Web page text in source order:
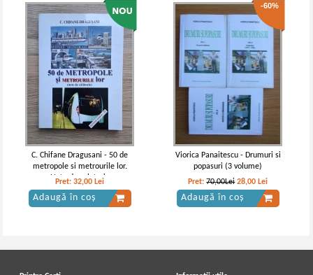
C. Chifane Dragusani - 50 de
metropole si metrourile lor.
Note de calatorie
Pret:32,00 Lei
Adaugă în coș
-60%
Viorica Panaitescu - Drumuri si
popasuri (3 volume)
Pret:70,00Lei 28,00 Lei
Adaugă în coș